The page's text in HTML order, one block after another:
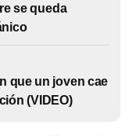
se queda
que un joven cae
(VIDEO)